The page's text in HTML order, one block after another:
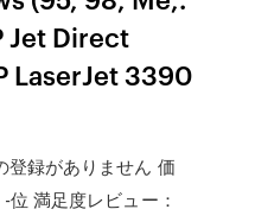
Jet Direct
LaserJet 3390
登録がありません 価
満足度レビュー：